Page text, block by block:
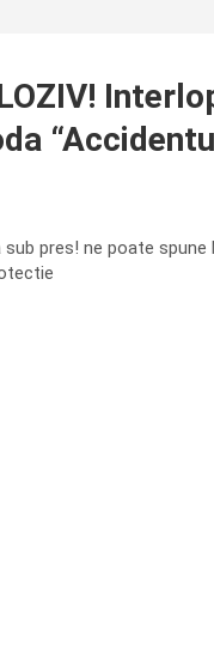
pres! ne poate